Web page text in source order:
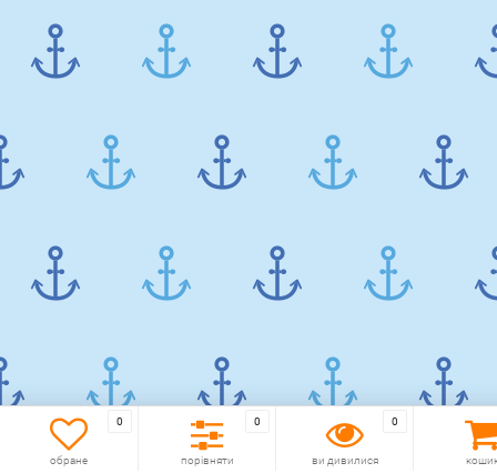
0
обране
0
порівняти
0
ви дивилися